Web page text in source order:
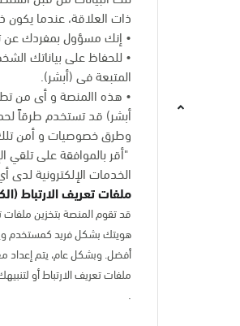
ذات العلاقة، عندما
• إنك مسؤول بمفردك عن
• للحفاظ على بياناتك
المتبعة فى (أبشر).
• هذه االمنصة و أى من
أبشر) قد تستخدم طرقاً
وطرق خصوصيات و أمن تلك
"أقر بالموافقة على
الخدمات الإلكترونية
ملفات تعريف الارتباط
قد تقوم المنصة بتخزين ملفات
هويتك بشكل فريد كمستخدم
أفضل. وبشكل عام، يتم إعداد
ملفات تعريف الارتباط أو
.